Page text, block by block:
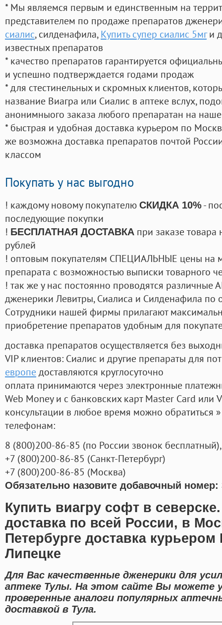
* Мы являемся первым и единственным на
представителем по продаже препаратов
сиалис, силденафила, Купить супер сиалис 5мги
известных препаратов
* качество препаратов гарантируется
и успешно подтверждается годами продаж
* для стестинельных и скромных клиентов,
название Виагра или Сиалис в аптеке вслух,
анонимныого заказа любого препаратан на
* быстрая и удобная доставка курьером по
же возможна доставка препаратов почтой
классом
Покупать у нас выгодно
! каждому новому покупателю СКИДКА 10%-
последующие покупки
! БЕСПЛАТНАЯ ДОСТАВКА при заказе
рублей
! оптовым покупателям СПЕЦИАЛЬНЫЕ цены на
препарата с возможностью выписки товарного
! так же у нас постоянно проводятся
дженерики Левитры, Сиалиса и Силденафила по
Cотрудники нашей фирмы прилагают
приобретение препаратов удобным для
доставка препаратов осуществляется без
VIP клиентов: Сиалис и другие препараты для
европедоставляются круглосуточно
оплата принимаются через электронные
Web Money и с банковских карт Master Card или
консультации в любое время можно обратиться
телефонам:
8 (800)200-86-85 (по России звонок бесплатный),
+7 (800)200-86-85 (Санкт-Петербург)
+7 (800)200-86-85 (Москва)
Обязательно назовите добавочный номер:
Купить виагру софт в
доставка по всей России, в
Петербурге доставка курьером
Липецке
Для Вас качественные дженерики для
аптеке Тулы. На этом сайте Вы можете
проверенные аналоги популярных
доставкой в Тула.